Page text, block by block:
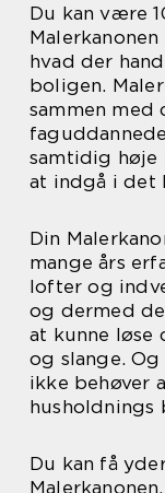
Du kan være
hvad der
boligen.
sammen med
samtidig høje
at indgå i det
Din
mange års
lofter og
og dermed
at kunne løse
og slange.
ikke behøver
husholdnings
Du kan få